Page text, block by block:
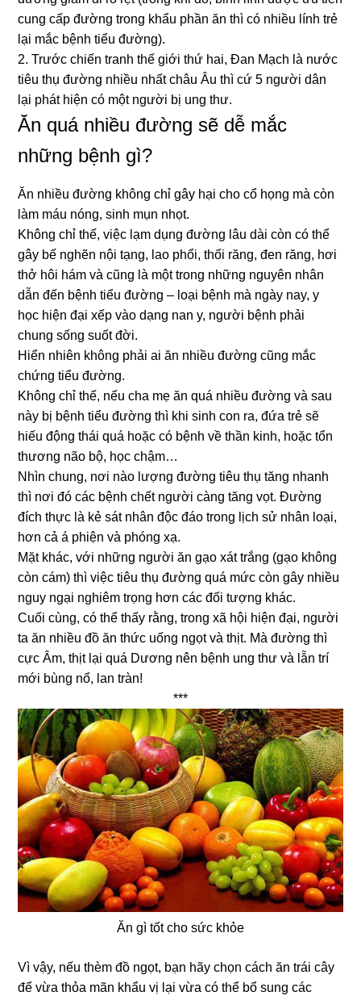
cung cấp đường trong khẩu phần ăn thì có nhiều lính trẻ
lại mắc bệnh tiểu đường).
2. Trước chiến tranh thế giới thứ hai, Đan Mạch là nước
tiêu thụ đường nhiều nhất châu Âu thì cứ 5 người dân
lại phát hiện có một người bị ung thư.
Ăn quá nhiều đường sẽ dễ mắc
những bệnh gì?
Ăn nhiều đường không chỉ gây hại cho cổ họng mà còn
làm máu nóng, sinh mụn nhọt.
Không chỉ thế, việc lạm dụng đường lâu dài còn có thể
gây bế nghẽn nội tạng, lao phổi, thối răng, đen răng, hơi
thở hôi hám và cũng là một trong những nguyên nhân
dẫn đến bệnh tiểu đường – loại bệnh mà ngày nay, y
học hiện đại xếp vào dạng nan y, người bệnh phải
chung sống suốt đời.
Hiển nhiên không phải ai ăn nhiều đường cũng mắc
chứng tiểu đường.
Không chỉ thế, nếu cha mẹ ăn quá nhiều đường và sau
này bị bệnh tiểu đường thì khi sinh con ra, đứa trẻ sẽ
hiếu động thái quá hoặc có bệnh về thần kinh, hoặc tổn
thương não bộ, học chậm…
Nhìn chung, nơi nào lượng đường tiêu thụ tăng nhanh
thì nơi đó các bệnh chết người càng tăng vọt. Đường
đích thực là kẻ sát nhân độc đáo trong lịch sử nhân loại,
hơn cả á phiện và phóng xạ.
Mặt khác, với những người ăn gạo xát trắng (gạo không
còn cám) thì việc tiêu thụ đường quá mức còn gây nhiều
nguy ngại nghiêm trọng hơn các đối tượng khác.
Cuối cùng, có thể thấy rằng, trong xã hội hiện đại, người
ta ăn nhiều đồ ăn thức uống ngọt và thịt. Mà đường thì
cực Âm, thịt lại quá Dương nên bệnh ung thư và lẫn trí
mới bùng nổ, lan tràn!
***
Ăn gì tốt cho sức khỏe
Vì vậy, nếu thèm đồ ngọt, bạn hãy chọn cách ăn trái cây
để vừa thỏa mãn khẩu vị lại vừa có thể bổ sung các